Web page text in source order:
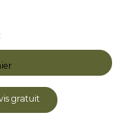
gratuit